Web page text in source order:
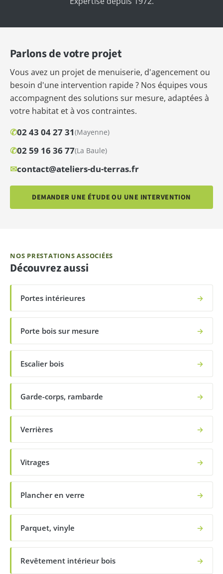
Parlons de votre projet
Vous avez un projet de menuiserie, d'agencement ou
besoin d'une intervention rapide ? Nos équipes vous
accompagnent des solutions sur mesure, adaptées à
votre habitat et à vos contraintes.
✆02 43 04 27 31(Mayenne)
✆02 59 16 36 77(La Baule)
✉contact@ateliers-du-terras.fr
DEMANDER UNE ÉTUDE OU UNE INTERVENTION
NOS PRESTATIONS ASSOCIÉES
Découvrez aussi
Portes intérieures →
Porte bois sur mesure →
Escalier bois →
Garde-corps, rambarde →
Verrières →
Vitrages →
Plancher en verre →
Parquet, vinyle →
Revêtement intérieur bois →